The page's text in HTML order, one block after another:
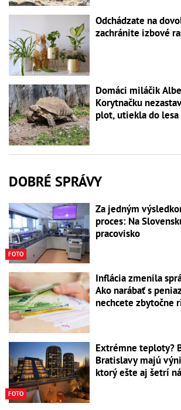
Odchádzate na
zachránite izbové
Domáci miláčik
Korytnačku
plot, utiekla do lesa
DOBRÉ SPRÁVY
FOTO
Za jedným
proces: Na
pracovisko
Inflácia zmenila
Ako narábať s
nechcete zbytočne
FOTO
Extrémne teploty?
Bratislavy majú
ktorý ešte aj šetrí